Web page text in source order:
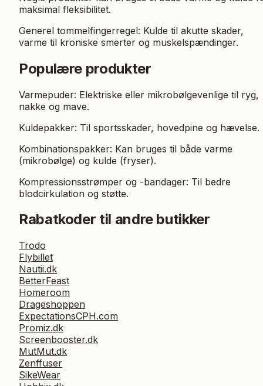
maksimal fleksibilitet.
Generel tommelfingerregel: Kulde til akutte skader,
varme til kroniske smerter og muskelspændinger.
Populære produkter
Varmepuder: Elektriske eller mikrobølgevenlige til ryg,
nakke og mave.
Kuldepakker: Til sportsskader, hovedpine og hævelse.
Kombinationspakker: Kan bruges til både varme
(mikrobølge) og kulde (fryser).
Kompressionsstrømper og -bandager: Til bedre
blodcirkulation og støtte.
Rabatkoder til andre butikker
Trodo
Flybillet
Nautii.dk
BetterFeast
Homeroom
Drageshoppen
ExpectationsCPH.com
Promiz.dk
Screenbooster.dk
MutMut.dk
Zenffuser
SikeWear